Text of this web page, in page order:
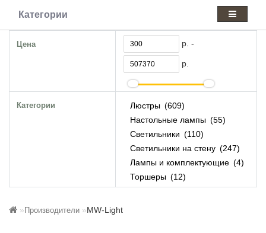
Категории
Цена р. -
р.
Категории Люстры
609
Настольные лампы
55
Светильники
110
Светильники на стену
247
Лампы и комплектующие
4
Торшеры
12
Производители MW-Light